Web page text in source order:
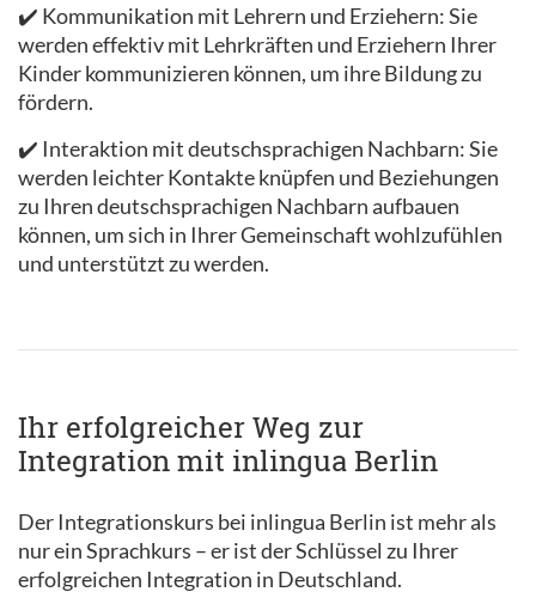
✔️ Kommunikation mit Lehrern und Erziehern: Sie
werden effektiv mit Lehrkräften und Erziehern Ihrer
Kinder kommunizieren können, um ihre Bildung zu
fördern.
✔️ Interaktion mit deutschsprachigen Nachbarn: Sie
werden leichter Kontakte knüpfen und Beziehungen
zu Ihren deutschsprachigen Nachbarn aufbauen
können, um sich in Ihrer Gemeinschaft wohlzufühlen
und unterstützt zu werden.
Ihr erfolgreicher Weg zur
Integration mit inlingua Berlin
Der Integrationskurs bei inlingua Berlin ist mehr als
nur ein Sprachkurs – er ist der Schlüssel zu Ihrer
erfolgreichen Integration in Deutschland.